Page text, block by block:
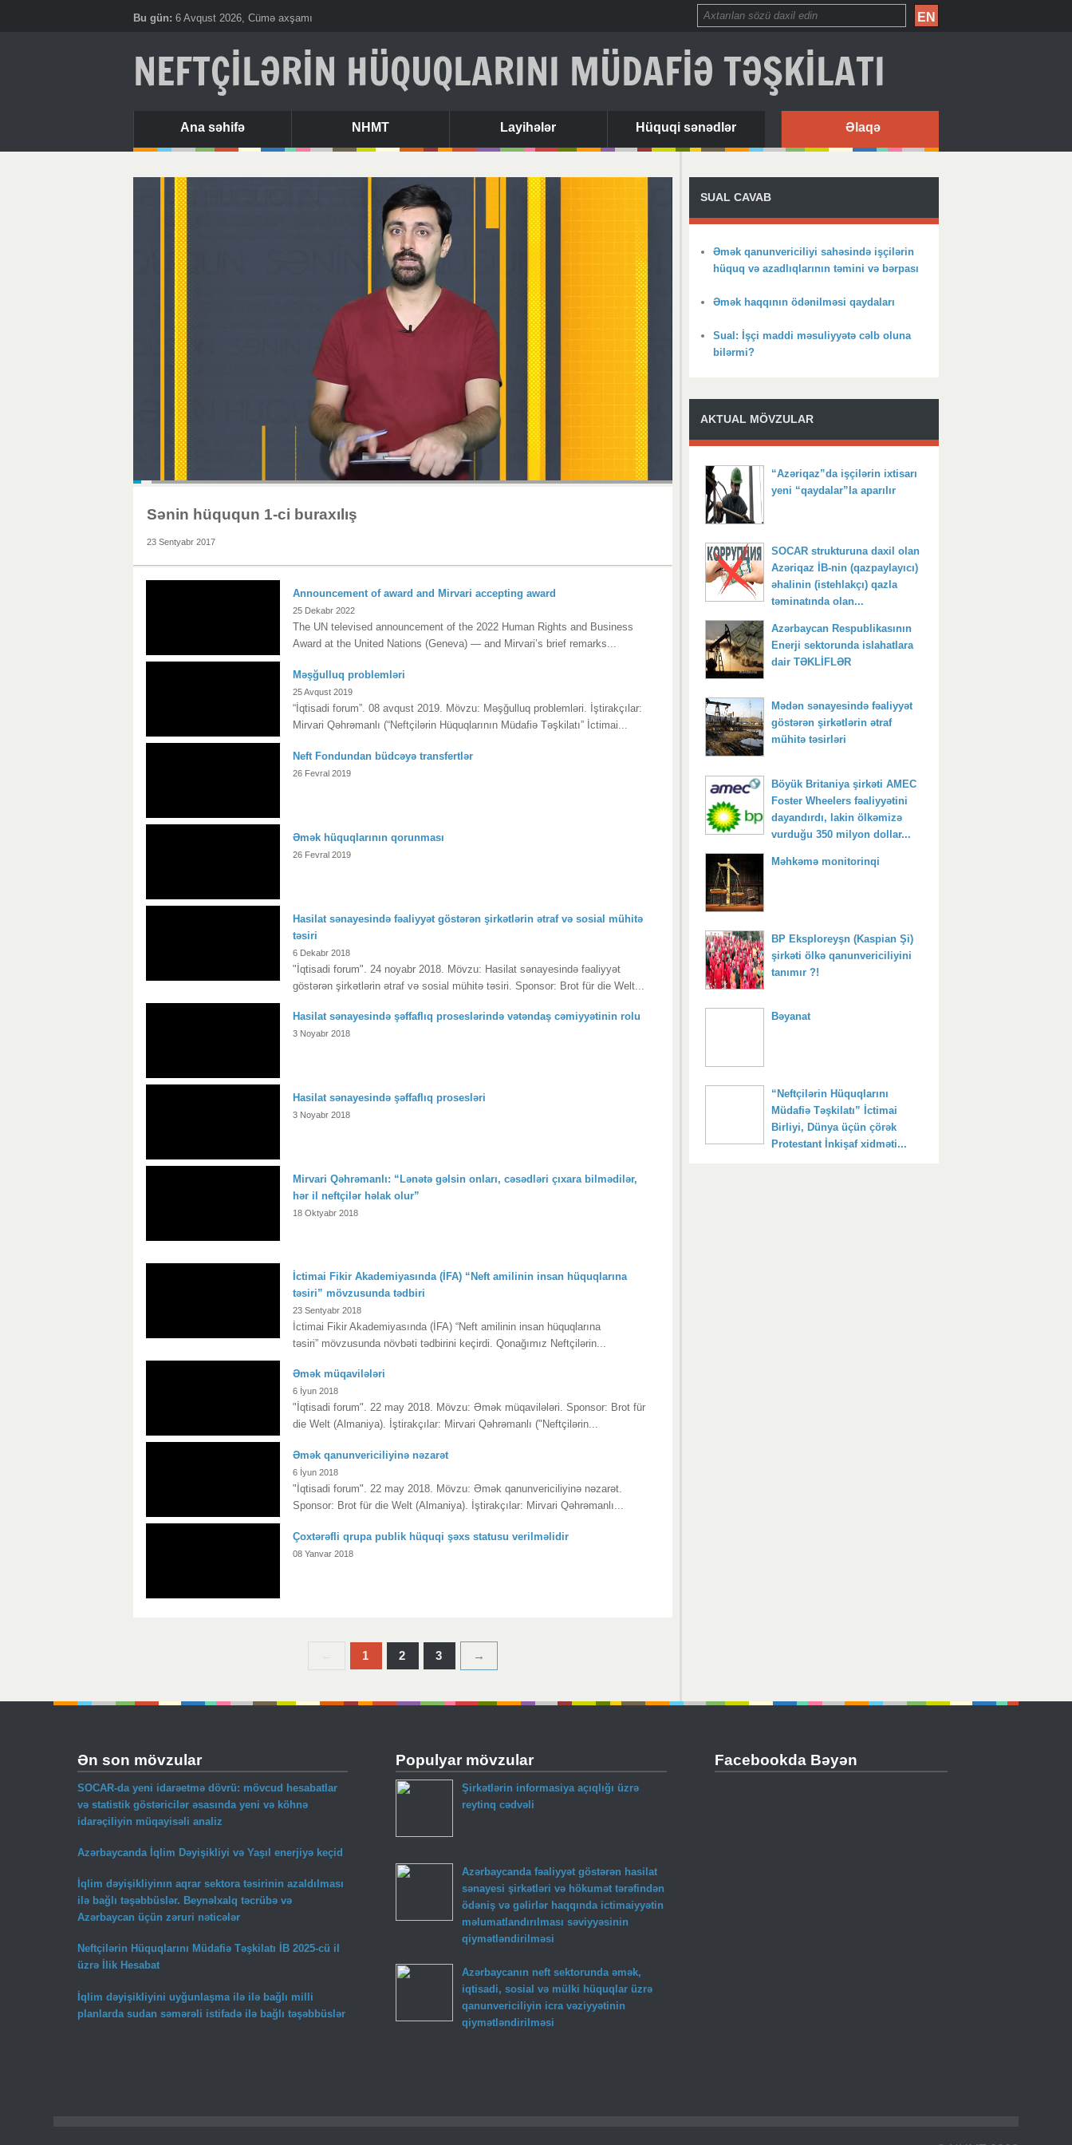
Bu gün: 6 Avqust 2026, Cümə axşamı EN
NEFTÇİLƏRİN HÜQUQLARINI MÜDAFİƏ TƏŞKİLATI
Ana səhifə NHMT Layihələr Hüquqi sənədlər Əlaqə
Sənin hüququn 1-ci buraxılış
23 Sentyabr 2017
Announcement of award and Mirvari accepting award
25 Dekabr 2022
The UN televised announcement of the 2022 Human Rights and Business
Award at the United Nations (Geneva) — and Mirvari’s brief remarks...
Məşğulluq problemləri
25 Avqust 2019
“İqtisadi forum”. 08 avqust 2019. Mövzu: Məşğulluq problemləri. İştirakçılar:
Mirvari Qəhrəmanlı (“Neftçilərin Hüquqlarının Müdafiə Təşkilatı” İctimai...
Neft Fondundan büdcəyə transfertlər
26 Fevral 2019
Əmək hüquqlarının qorunması
26 Fevral 2019
Hasilat sənayesində fəaliyyət göstərən şirkətlərin ətraf və sosial mühitə
təsiri
6 Dekabr 2018
"İqtisadi forum". 24 noyabr 2018. Mövzu: Hasilat sənayesində fəaliyyət
göstərən şirkətlərin ətraf və sosial mühitə təsiri. Sponsor: Brot für die Welt...
Hasilat sənayesində şəffaflıq proseslərində vətəndaş cəmiyyətinin rolu
3 Noyabr 2018
Hasilat sənayesində şəffaflıq prosesləri
3 Noyabr 2018
Mirvari Qəhrəmanlı: “Lənətə gəlsin onları, cəsədləri çıxara bilmədilər,
hər il neftçilər həlak olur”
18 Oktyabr 2018
İctimai Fikir Akademiyasında (İFA) “Neft amilinin insan hüquqlarına
təsiri” mövzusunda tədbiri
23 Sentyabr 2018
İctimai Fikir Akademiyasında (İFA) “Neft amilinin insan hüquqlarına
təsiri” mövzusunda növbəti tədbirini keçirdi. Qonağımız Neftçilərin...
Əmək müqavilələri
6 İyun 2018
"İqtisadi forum". 22 may 2018. Mövzu: Əmək müqavilələri. Sponsor: Brot für
die Welt (Almaniya). İştirakçılar: Mirvari Qəhrəmanlı ("Neftçilərin...
Əmək qanunvericiliyinə nəzarət
6 İyun 2018
"İqtisadi forum". 22 may 2018. Mövzu: Əmək qanunvericiliyinə nəzarət.
Sponsor: Brot für die Welt (Almaniya). İştirakçılar: Mirvari Qəhrəmanlı...
Çoxtərəfli qrupa publik hüquqi şəxs statusu verilməlidir
08 Yanvar 2018
1 2 3 →
SUAL CAVAB
Əmək qanunvericiliyi sahəsində işçilərin
hüquq və azadlıqlarının təmini və bərpası
Əmək haqqının ödənilməsi qaydaları
Sual: İşçi maddi məsuliyyətə cəlb oluna
bilərmi?
AKTUAL MÖVZULAR
“Azəriqaz”da işçilərin ixtisarı
yeni “qaydalar”la aparılır
SOCAR strukturuna daxil olan
Azəriqaz İB-nin (qazpaylayıcı)
əhalinin (istehlakçı) qazla
təminatında olan...
Azərbaycan Respublikasının
Enerji sektorunda islahatlara
dair TƏKLİFLƏR
Mədən sənayesində fəaliyyət
göstərən şirkətlərin ətraf
mühitə təsirləri
Böyük Britaniya şirkəti AMEC
Foster Wheelers fəaliyyətini
dayandırdı, lakin ölkəmizə
vurduğu 350 milyon dollar...
Məhkəmə monitorinqi
BP Eksploreyşn (Kaspian Şi)
şirkəti ölkə qanunvericiliyini
tanımır ?!
Bəyanat
“Neftçilərin Hüquqlarını
Müdafiə Təşkilatı” İctimai
Birliyi, Dünya üçün çörək
Protestant İnkişaf xidməti...
Ən son mövzular
SOCAR-da yeni idarəetmə dövrü: mövcud hesabatlar
və statistik göstəricilər əsasında yeni və köhnə
idarəçiliyin müqayisəli analiz
Azərbaycanda İqlim Dəyişikliyi və Yaşıl enerjiyə keçid
İqlim dəyişikliyinın aqrar sektora təsirinin azaldılması
ilə bağlı təşəbbüslər. Beynəlxalq təcrübə və
Azərbaycan üçün zəruri nəticələr
Neftçilərin Hüquqlarını Müdafiə Təşkilatı İB 2025-cü il
üzrə İlik Hesabat
İqlim dəyişikliyini uyğunlaşma ilə ilə bağlı milli
planlarda sudan səmərəli istifadə ilə bağlı təşəbbüslər
Populyar mövzular
Şirkətlərin informasiya açıqlığı üzrə
reytinq cədvəli
Azərbaycanda fəaliyyət göstərən hasilat
sənayesi şirkətləri və hökumət tərəfindən
ödəniş və gəlirlər haqqında ictimaiyyətin
məlumatlandırılması səviyyəsinin
qiymətləndirilməsi
Azərbaycanın neft sektorunda əmək,
iqtisadi, sosial və mülki hüquqlar üzrə
qanunvericiliyin icra vəziyyətinin
qiymətləndirilməsi
Facebookda Bəyən